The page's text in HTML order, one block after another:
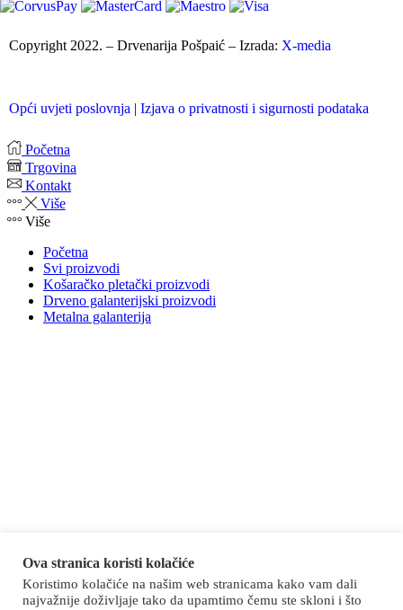
Copyright 2022. – Drvenarija Pošpaić – Izrada: X-media
Opći uvjeti poslovnja | Izjava o privatnosti i sigurnosti podataka
Početna
Trgovina
Kontakt
Više
Više
Početna
Svi proizvodi
Košaračko pletački proizvodi
Drveno galanterijski proizvodi
Metalna galanterija
Ova stranica koristi kolačiće
Koristimo kolačiće na našim web stranicama kako vam dali
najvažnije doživljaje tako da upamtimo čemu ste skloni i što